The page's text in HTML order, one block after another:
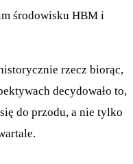
środowisku HBM i
rzecz biorąc,
decydowało to,
do przodu, a nie tylko